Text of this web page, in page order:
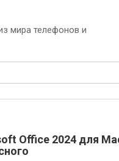
мира телефонов и
Office 2024 для